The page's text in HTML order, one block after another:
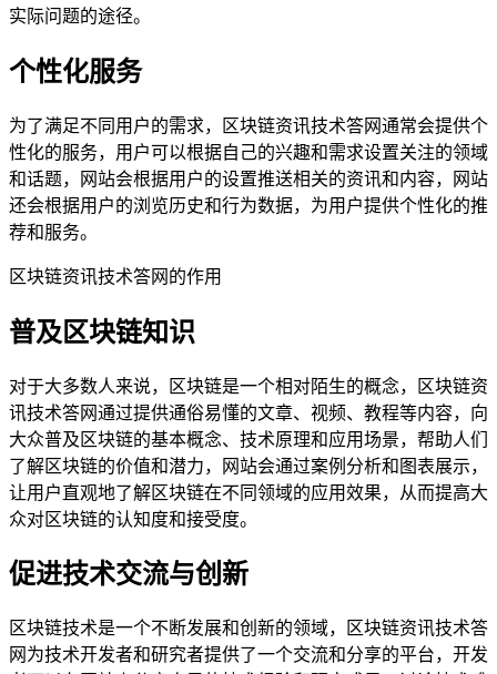
实际问题的途径。
个性化服务
为了满足不同用户的需求，区块链资讯技术答网通常会提供个
性化的服务，用户可以根据自己的兴趣和需求设置关注的领域
和话题，网站会根据用户的设置推送相关的资讯和内容，网站
还会根据用户的浏览历史和行为数据，为用户提供个性化的推
荐和服务。
区块链资讯技术答网的作用
普及区块链知识
对于大多数人来说，区块链是一个相对陌生的概念，区块链资
讯技术答网通过提供通俗易懂的文章、视频、教程等内容，向
大众普及区块链的基本概念、技术原理和应用场景，帮助人们
了解区块链的价值和潜力，网站会通过案例分析和图表展示，
让用户直观地了解区块链在不同领域的应用效果，从而提高大
众对区块链的认知度和接受度。
促进技术交流与创新
区块链技术是一个不断发展和创新的领域，区块链资讯技术答
网为技术开发者和研究者提供了一个交流和分享的平台，开发